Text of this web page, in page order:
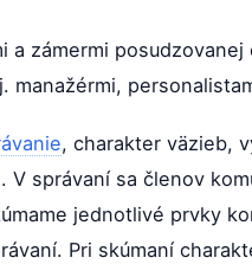
zámermi
, charakter väzieb,
správaní sa členov
jednotlivé prvky
Pri skúmaní